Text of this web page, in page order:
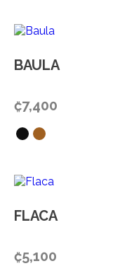
BAULA
₡7,400
FLACA
₡5,100